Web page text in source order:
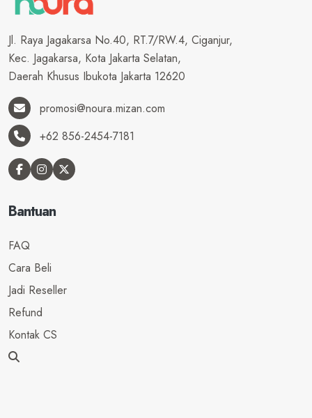
Jl. Raya Jagakarsa No.40, RT.7/RW.4, Ciganjur,
Kec. Jagakarsa, Kota Jakarta Selatan,
Daerah Khusus Ibukota Jakarta 12620
promosi@noura.mizan.com
+62 856-2454-7181
Bantuan
FAQ
Cara Beli
Jadi Reseller
Refund
Kontak CS